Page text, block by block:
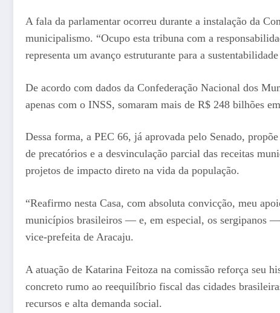
A fala da parlamentar ocorreu durante a instalação da
municipalismo. “Ocupo esta tribuna com a
representa um avanço estruturante para a
De acordo com dados da Confederação Nacional dos
apenas com o INSS, somaram mais de R$ 248 bilhões
Dessa forma, a PEC 66, já aprovada pelo Senado,
de precatórios e a desvinculação parcial das receitas
projetos de impacto direto na vida da população.
“Reafirmo nesta Casa, com absoluta convicção, meu
municípios brasileiros — e, em especial, os sergipanos
vice-prefeita de Aracaju.
A atuação de Katarina Feitoza na comissão reforça seu
concreto rumo ao reequilíbrio fiscal das cidades
recursos e alta demanda social.